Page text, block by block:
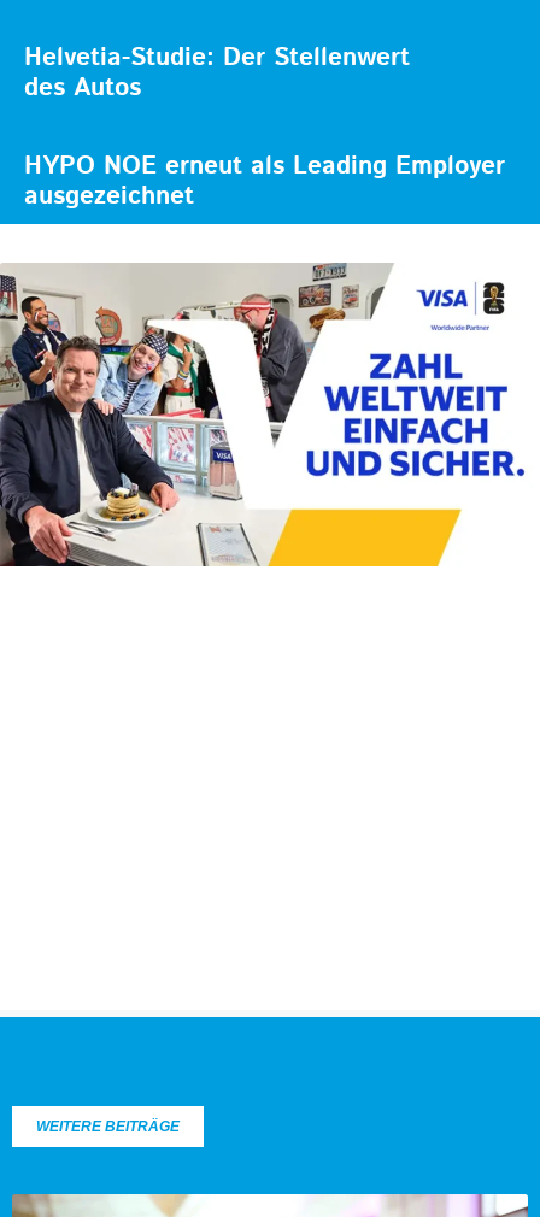
Helvetia-Studie: Der Stellenwert
des Autos
HYPO NOE erneut als Leading Employer
ausgezeichnet
WEITERE BEITRÄGE